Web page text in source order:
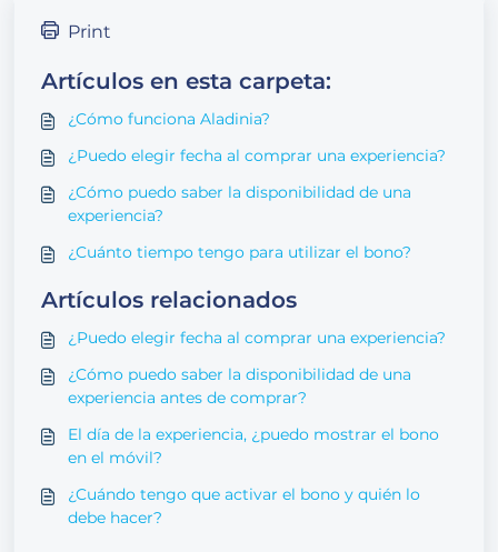
Print
Artículos en esta carpeta:
¿Cómo funciona Aladinia?
¿Puedo elegir fecha al comprar una experiencia?
¿Cómo puedo saber la disponibilidad de una
experiencia?
¿Cuánto tiempo tengo para utilizar el bono?
Artículos relacionados
¿Puedo elegir fecha al comprar una experiencia?
¿Cómo puedo saber la disponibilidad de una
experiencia antes de comprar?
El día de la experiencia, ¿puedo mostrar el bono
en el móvil?
¿Cuándo tengo que activar el bono y quién lo
debe hacer?